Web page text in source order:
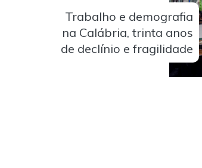
Trabalho e demografia
na Calábria, trinta anos
de declínio e fragilidade